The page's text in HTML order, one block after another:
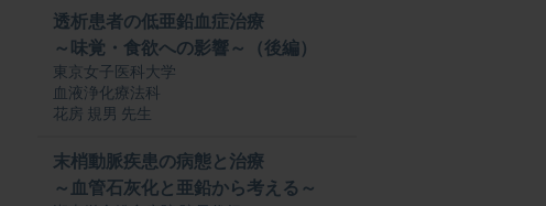
透析患者の低亜鉛血症治療
～味覚・食欲への影響～（後編）
東京女子医科大学
血液浄化療法科
花房 規男 先生
末梢動脈疾患の病態と治療
～血管石灰化と亜鉛から考える～